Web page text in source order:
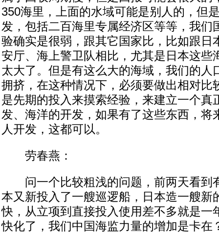
350海里，上面的水域可能是别人的，但
发，包括二百海里专属经济区等等，我们
验确实是很弱，跟其它国家比，比如跟日
安厅、海上警卫队相比，尤其是日本这些
太大了。但是有这么大的海域，我们的人
拥挤，在这种情况下，必须要做出相对比
是先期的投入来摸索经验，来建立一个真
发、海洋的开发，如果有了这些东西，将
人开发，这都可以。
劳春燕：
问一个比较粗浅的问题，前两天看到
本又新投入了一艘巡逻船，日本造一艘新
快，从立项到直接投入使用差不多就是一
快化了，我们中国海监力量的增加是卡在